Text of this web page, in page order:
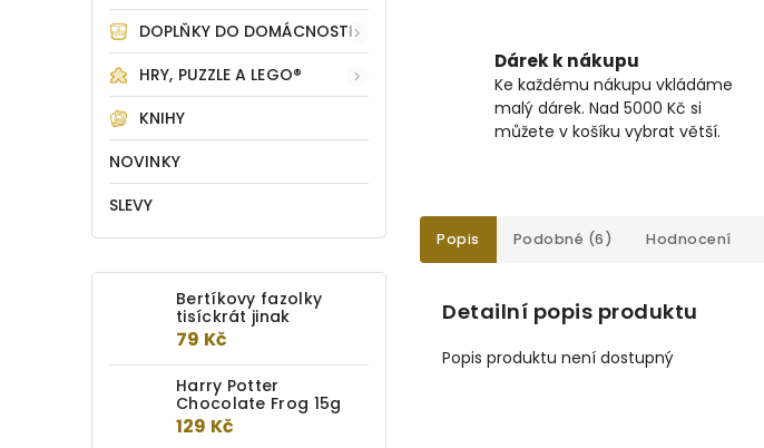
DOPLŇKY DO DOMÁCNOSTI
HRY, PUZZLE A LEGO®
KNIHY
NOVINKY
SLEVY
Bertíkovy fazolky
tisíckrát jinak
79 Kč
Harry Potter
Chocolate Frog 15g
129 Kč
Dárek k nákupu
Ke každému nákupu vkládáme
malý dárek. Nad 5000 Kč si
můžete v košíku vybrat větší.
Popis Podobné (6) Hodnocení
Detailní popis produktu
Popis produktu není dostupný